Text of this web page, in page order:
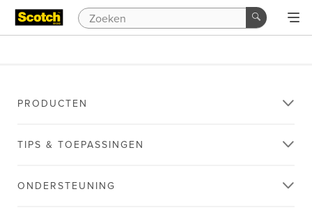
PRODUCTEN
TIPS & TOEPASSINGEN
ONDERSTEUNING